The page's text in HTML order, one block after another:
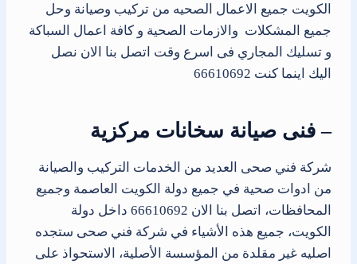
الكويت جميع الاعمال الصحيه من تركيب وصيانة وحل
جميع المشكلات والازمات الصحية و كافة اعمال السباكة
و تسليك المجاري فى اسرع وقت اتصل بنا الان نصل
اليك اينما كنت 66610692
– فنى صيانة سخانات مركزية
شركة فني صحى العديد من الخدمات التركيب والصيانة
من ادوات صحية في جميع دولة الكويت العاصمة وجميع
المحافظات، اتصل بنا الان 66610692 داخل دولة
الكويت، جميع هذه الأشياء في شركة فني صحى ستجده
اصليه غير مقلدة من المؤسسة الأصلية، الاستحواذ على